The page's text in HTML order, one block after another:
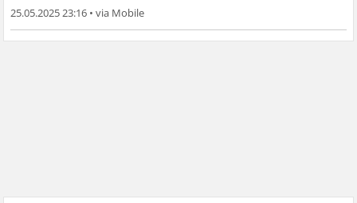
25.05.2025 23:16 •